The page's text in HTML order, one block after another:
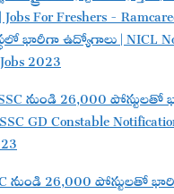
For Freshers -
భారీగా ఉద్యోగాలు | NICL
2023
నుండి 26,000
GD Constable
నుండి 26,000 పోస్టులతో భారి